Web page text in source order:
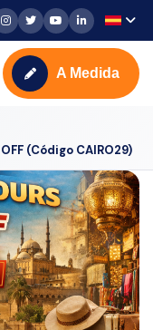
A Medida
(Código CAIRO29)